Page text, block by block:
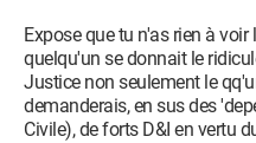
Expose que tu n'as rien à
quelqu'un se donnait le
Justice non seulement le
demanderais, en sus des
Civile), de forts D&I en vertu